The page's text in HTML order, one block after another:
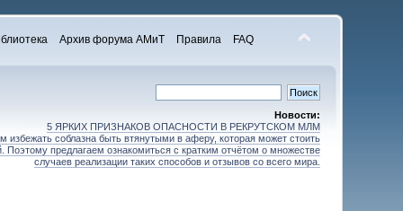
Архив форума АМиТ Правила FAQ
Новости:
5 ЯРКИХ ПРИЗНАКОВ ОПАСНОСТИ В РЕКРУТСКОМ МЛМ
соблазна быть втянутыми в аферу, которая может стоить
Поэтому предлагаем ознакомиться с кратким отчётом о множестве
случаев реализации таких способов и отзывов со всего мира.